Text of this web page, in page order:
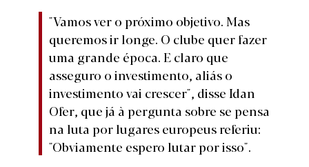
"Vamos ver o próximo objetivo. Mas
queremos ir longe. O clube quer fazer
uma grande época. E claro que
asseguro o investimento, aliás o
investimento vai crescer", disse Idan
Ofer, que já à pergunta sobre se pensa
na luta por lugares europeus referiu:
"Obviamente espero lutar por isso".